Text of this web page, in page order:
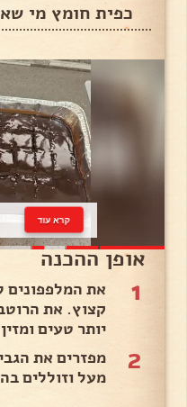
כפית חומץ מי
קרא עוד
אופן ההכנה
1
את המלפפונים
קצוץ. את
יותר טעים
2
מפזרים את
מעל וזוללים